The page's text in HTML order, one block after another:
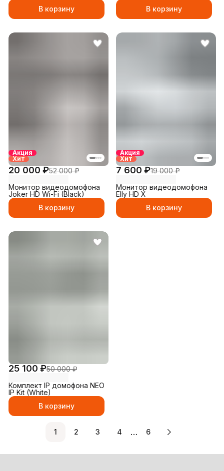
В корзину
В корзину
Акция
Хит
20 000 ₽52 000 ₽
Монитор видеодомофона
Joker HD Wi-Fi (Black)
В корзину
Акция
Хит
7 600 ₽19 000 ₽
Монитор видеодомофона
Elly HD X
В корзину
25 100 ₽50 000 ₽
Комплект IP домофона NEO
IP Kit (White)
В корзину
1 2 3 4 … 6